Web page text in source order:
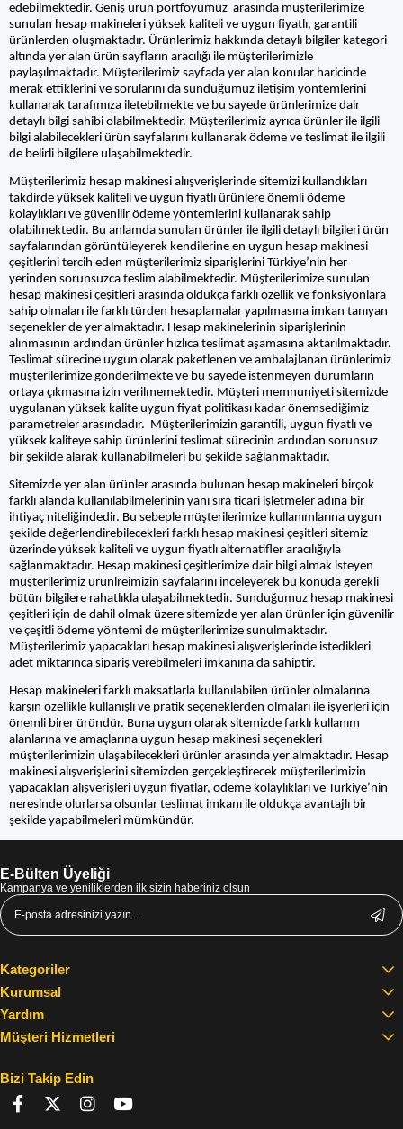
edebilmektedir. Geniş ürün portföyümüz arasında müşterilerimize
sunulan hesap makineleri yüksek kaliteli ve uygun fiyatlı, garantili
ürünlerden oluşmaktadır. Ürünlerimiz hakkında detaylı bilgiler kategori
altında yer alan ürün sayfların aracılığı ile müşterilerimizle
paylaşılmaktadır. Müşterilerimiz sayfada yer alan konular haricinde
merak ettiklerini ve sorularını da sunduğumuz iletişim yöntemlerini
kullanarak tarafımıza iletebilmekte ve bu sayede ürünlerimize dair
detaylı bilgi sahibi olabilmektedir. Müşterilerimiz ayrıca ürünler ile ilgili
bilgi alabilecekleri ürün sayfalarını kullanarak ödeme ve teslimat ile ilgili
de belirli bilgilere ulaşabilmektedir.
Müşterilerimiz hesap makinesi alıışverişlerinde sitemizi kullandıkları
takdirde yüksek kaliteli ve uygun fiyatlı ürünlere önemli ödeme
kolaylıkları ve güvenilir ödeme yöntemlerini kullanarak sahip
olabilmektedir. Bu anlamda sunulan ürünler ile ilgili detaylı bilgileri ürün
sayfalarından görüntüleyerek kendilerine en uygun hesap makinesi
çeşitlerini tercih eden müşterilerimiz siparişlerini Türkiye’nin her
yerinden sorunsuzca teslim alabilmektedir. Müşterilerimize sunulan
hesap makinesi çeşitleri arasında oldukça farklı özellik ve fonksiyonlara
sahip olmaları ile farklı türden hesaplamalar yapılmasına imkan tanıyan
seçenekler de yer almaktadır. Hesap makinelerinin siparişlerinin
alınmasının ardından ürünler hızlıca teslimat aşamasına aktarılmaktadır.
Teslimat sürecine uygun olarak paketlenen ve ambalajlanan ürünlerimiz
müşterilerimize gönderilmekte ve bu sayede istenmeyen durumların
ortaya çıkmasına izin verilmemektedir. Müşteri memnuniyeti sitemizde
uygulanan yüksek kalite uygun fiyat politikası kadar önemsediğimiz
parametreler arasındadır. Müşterilerimizin garantili, uygun fiyatlı ve
yüksek kaliteye sahip ürünlerini teslimat sürecinin ardından sorunsuz
bir şekilde alarak kullanabilmeleri bu şekilde sağlanmaktadır.
Sitemizde yer alan ürünler arasında bulunan hesap makineleri birçok
farklı alanda kullanılabilmelerinin yanı sıra ticari işletmeler adına bir
ihtiyaç niteliğindedir. Bu sebeple müşterilerimize kullanımlarına uygun
şekilde değerlendirebilecekleri farklı hesap makinesi çeşitleri sitemiz
üzerinde yüksek kaliteli ve uygun fiyatlı alternatifler aracılığıyla
sağlanmaktadır. Hesap makinesi çeşitlerimize dair bilgi almak isteyen
müşterilerimiz ürünlreimizin sayfalarını inceleyerek bu konuda gerekli
bütün bilgilere rahatlıkla ulaşabilmektedir. Sunduğumuz hesap makinesi
çeşitleri için de dahil olmak üzere sitemizde yer alan ürünler için güvenilir
ve çeşitli ödeme yöntemi de müşterilerimize sunulmaktadır.
Müşterilerimiz yapacakları hesap makinesi alışverişlerinde istedikleri
adet miktarınca sipariş verebilmeleri imkanına da sahiptir.
Hesap makineleri farklı maksatlarla kullanılabilen ürünler olmalarına
karşın özellikle kullanışlı ve pratik seçeneklerden olmaları ile işyerleri için
önemli birer üründür. Buna uygun olarak sitemizde farklı kullanım
alanlarına ve amaçlarına uygun hesap makinesi seçenekleri
müşterilerimizin ulaşabilecekleri ürünler arasında yer almaktadır. Hesap
makinesi alışverişlerini sitemizden gerçekleştirecek müşterilerimizin
yapacakları alışverişleri uygun fiyatlar, ödeme kolaylıkları ve Türkiye’nin
neresinde olurlarsa olsunlar teslimat imkanı ile oldukça avantajlı bir
şekilde yapabilmeleri mümkündür.
E-Bülten Üyeliği
Kampanya ve yeniliklerden ilk sizin haberiniz olsun
Kategoriler
Kurumsal
Yardım
Müşteri Hizmetleri
Bizi Takip Edin